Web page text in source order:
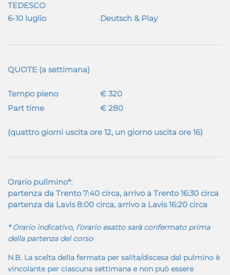
TEDESCO
6-10 luglio
Deutsch & Play
QUOTE (a settimana)
Tempo pieno
€ 320
Part time
€ 280
(quattro giorni uscita ore 12, un giorno uscita ore 16)
Orario pullmino*:
partenza da Trento 7:40 circa, arrivo a Trento 16:30 circa
partenza da Lavis 8:00 circa, arrivo a Lavis 16:20 circa
* Orario indicativo, l’orario esatto sarà confermato prima
della partenza del corso
N.B. La scelta della fermata per salita/discesa dal pulmino è
vincolante per ciascuna settimana e non può essere